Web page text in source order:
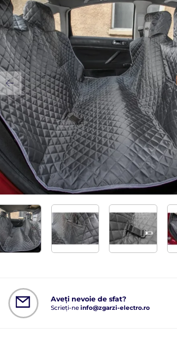
Aveți nevoie de sfat?
Scrieți-ne info@zgarzi-electro.ro